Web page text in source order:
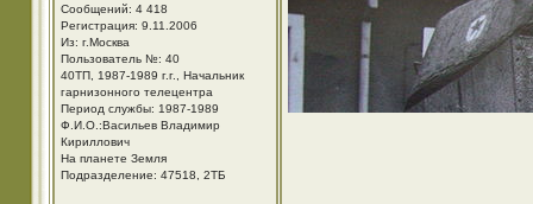
Сообщений: 4 418
Регистрация: 9.11.2006
Из: г.Москва
Пользователь №: 40
40ТП, 1987-1989 г.г., Начальник
гарнизонного телецентра
Период службы: 1987-1989
Ф.И.О.:Васильев Владимир
Кириллович
На планете Земля
Подразделение: 47518, 2ТБ